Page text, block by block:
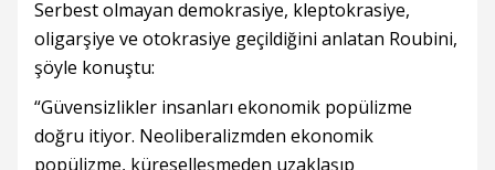
Serbest olmayan demokrasiye, kleptokrasiye,
oligarşiye ve otokrasiye geçildiğini anlatan Roubini,
şöyle konuştu:
“Güvensizlikler insanları ekonomik popülizme
doğru itiyor. Neoliberalizmden ekonomik
popülizme, küreselleşmeden uzaklaşıp